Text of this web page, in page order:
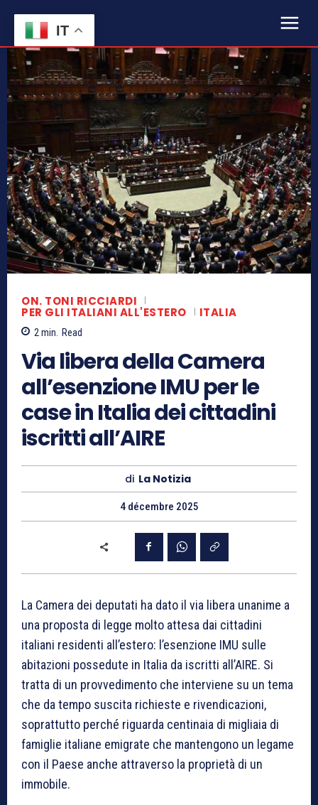
ON. TONI RICCIARDI
PER GLI ITALIANI ALL'ESTERO ITALIA
2min. Read
Via libera della Camera
all’esenzione IMU per le
case in Italia dei cittadini
iscritti all’AIRE
di La Notizia
4 décembre 2025
La Camera dei deputati ha dato il via libera unanime a
una proposta di legge molto attesa dai cittadini
italiani residenti all’estero: l’esenzione IMU sulle
abitazioni possedute in Italia da iscritti all’AIRE. Si
tratta di un provvedimento che interviene su un tema
che da tempo suscita richieste e rivendicazioni,
soprattutto perché riguarda centinaia di migliaia di
famiglie italiane emigrate che mantengono un legame
con il Paese anche attraverso la proprietà di un
immobile.
IT